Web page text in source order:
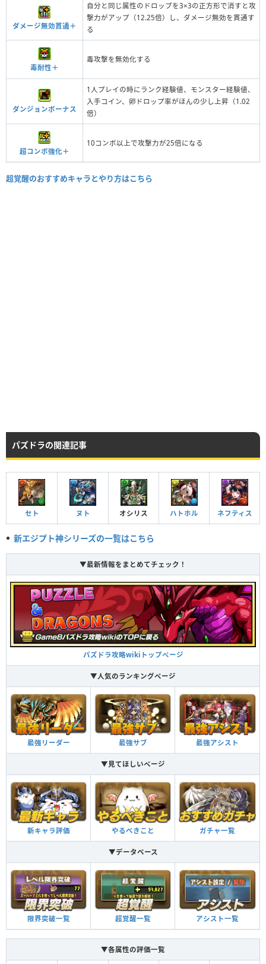
ダメージ無効貫通＋
自分と同じ属性のドロップを3×3の正方形で消すと攻
撃力がアップ（12.25倍）し、ダメージ無効を貫通す
る
毒耐性＋
毒攻撃を無効化する
ダンジョンボーナス
1人プレイの時にランク経験値、モンスター経験値、
入手コイン、卵ドロップ率がほんの少し上昇（1.02
倍）
超コンボ強化＋
10コンボ以上で攻撃力が25倍になる
超覚醒のおすすめキャラとやり方はこちら
パズドラの関連記事
セト ヌト オシリス ハトホル ネフティス
新エジプト神シリーズの一覧はこちら
▼最新情報をまとめてチェック！
パズドラ攻略wikiトップページ
▼人気のランキングページ
最強リーダー 最強サブ 最強アシスト
▼見てほしいページ
新キャラ評価 やるべきこと ガチャ一覧
▼データベース
限界突破一覧 超覚醒一覧 アシスト一覧
▼各属性の評価一覧